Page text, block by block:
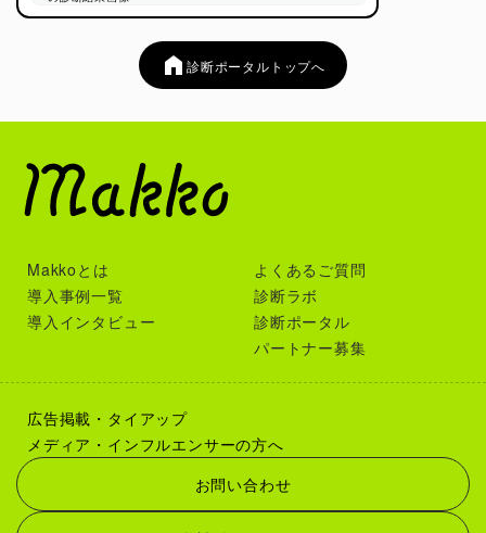
診断ポータルトップへ
Makkoとは
導入事例一覧
導入インタビュー
よくあるご質問
診断ラボ
診断ポータル
パートナー募集
広告掲載・タイアップ
メディア・インフルエンサーの方へ
お問い合わせ